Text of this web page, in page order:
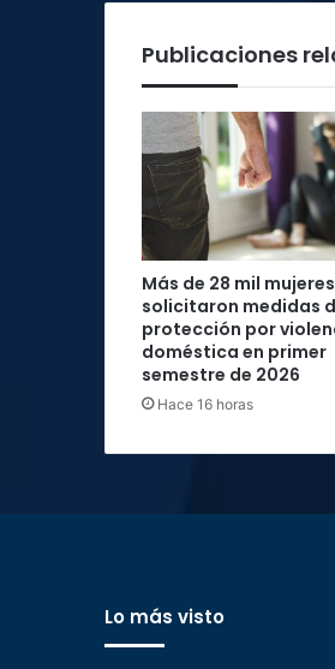
Publicaciones
Más de 28 mil mujeres
solicitaron medidas
protección por
doméstica en primer
semestre de 2026
Hace 16 horas
Lo más visto